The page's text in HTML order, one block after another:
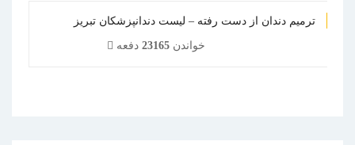
ترمیم دندان از دست رفته – لیست دندانپزشکان تبریز
خواندن 23165 دفعه